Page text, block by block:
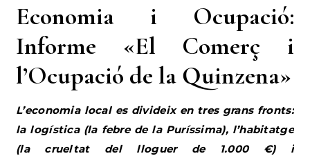
Economia i Ocupació:
Informe «El Comerç i
l’Ocupació de la Quinzena»
L’economia local es divideix en tres grans fronts:
la logística (la febre de la Puríssima), l’habitatge
(la crueltat del lloguer de 1.000 €) i